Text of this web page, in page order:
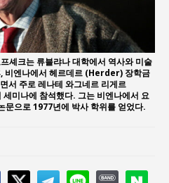
셰크는 류블랴나 대학에서 역사와 미술
비엔나에서 헤르데르 (Herder) 장학금
서 주로 레나테 와그네르 리게르
나에 참석했다. 그는 비엔나에서 요
문으로 1977년에 박사 학위를 얻었다.